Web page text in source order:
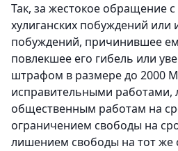
Так, за жестокое обращение
хулиганских побуждений или
побуждений, причинившее
повлекшее его гибель или
штрафом в размере до 2000
исправительными работами,
общественным работам на
ограничением свободы на
лишением свободы на тот же